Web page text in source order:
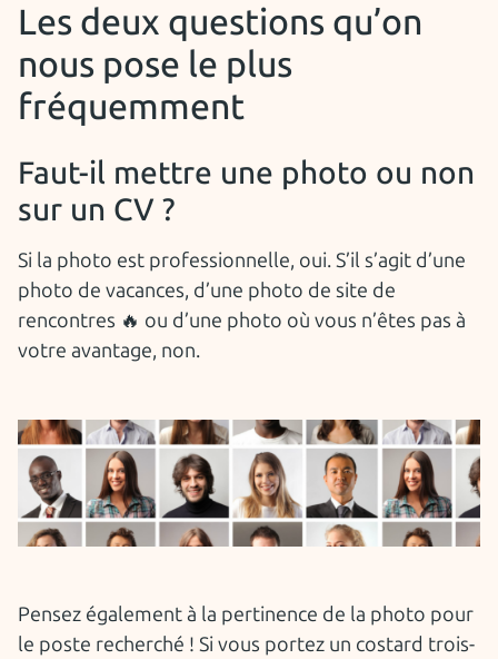
Les deux questions qu’on
nous pose le plus
fréquemment
Faut-il mettre une photo ou non
sur un CV ?
Si la photo est professionnelle, oui. S’il s’agit d’une
photo de vacances, d’une photo de site de
rencontres 🔥 ou d’une photo où vous n’êtes pas à
votre avantage, non.
Pensez également à la pertinence de la photo pour
le poste recherché ! Si vous portez un costard trois-